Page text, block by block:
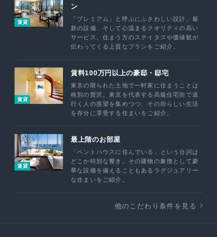
賃貸
ン
「プレミアム」と呼ぶにふさわしい設計、最
新の設備、そして心温まるクオリティの高い
サービス。住まう方のステイタスや価値観が
伝わってくる上質なプランをご紹介。
賃貸
賃料100万円以上の豪邸・邸宅
東京の限られた土地で一軒家に住まうことは
格別の贅沢。東京を代表する高級住宅街で道
行く人の羨望を集めつつ、その街らしい生活
を存分に享受する住まいをご紹介。
賃貸
最上階のお部屋
「ペントハウスに住んでいる」という台詞は
どこか特別な響き。その建物の象徴として豪
華な設備を備えることもあるラグジュアリー
な住まいをご紹介。
他のこだわり条件を見る